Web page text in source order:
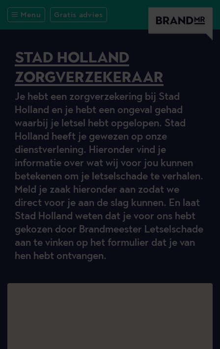
Menu Gratis advies
STAD HOLLAND
ZORGVERZEKERAAR
Je hebt een zorgverzekering bij Stad
Holland en je hebt een ongeval gehad
waarbij je letsel hebt opgelopen. Stad
Holland heeft je gewezen op onze
dienstverlening. Hieronder vind je
informatie over wat wij voor jou kunnen
betekenen om je letselschade te verhalen.
Meld je zaak hieronder aan zodat we
direct voor je aan de slag kunnen. En laat
Stad Holland weten dat je voor ons hebt
gekozen door Brandmeester Letselschade
aan te vinken op het formulier dat je van
hen hebt ontvangen.